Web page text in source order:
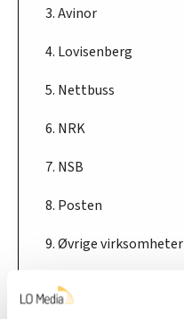
3. Avinor
4. Lovisenberg
5. Nettbuss
6. NRK
7. NSB
8. Posten
9. Øvrige virksomheter
10. Helseforetak